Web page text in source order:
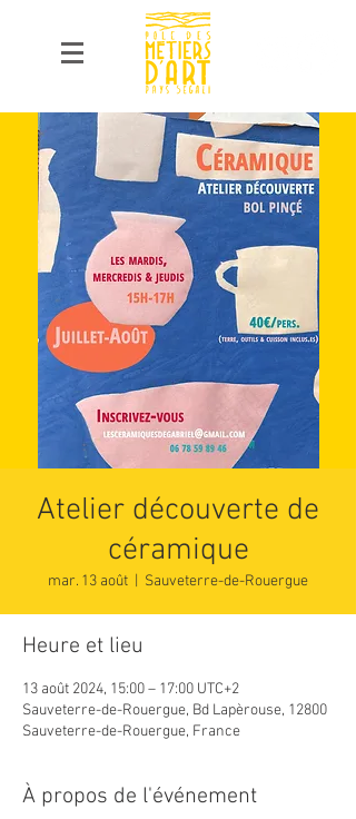
Atelier découverte de
céramique
mar. 13 août Sauveterre-de-Rouergue
Heure et lieu
13 août 2024, 15:00 – 17:00 UTC+2
Sauveterre-de-Rouergue, Bd Lapèrouse, 12800
Sauveterre-de-Rouergue, France
À propos de l'événement